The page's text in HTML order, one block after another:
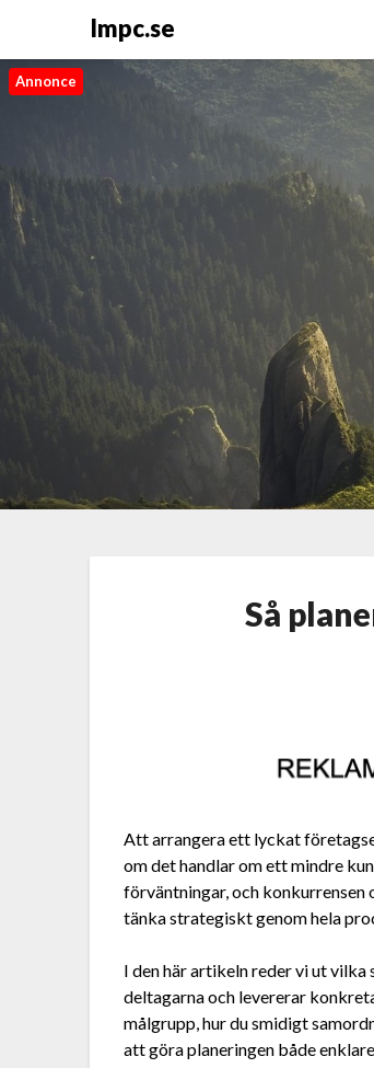
Impc.se
Annonce
Så
Att arrangera ett lyckat
om det handlar om ett mindre
förväntningar, och
tänka strategiskt genom hela
I den här artikeln reder vi ut
deltagarna och levererar
målgrupp, hur du smidigt
att göra planeringen både